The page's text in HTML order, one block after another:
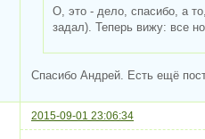
О, это - дело, спасибо, а
задал). Теперь вижу: все
Спасибо Андрей. Есть ещё
2015-09-01 23:06:34